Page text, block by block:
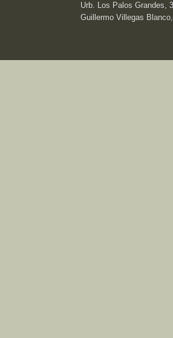
Urb. Los Palos Grandes,
Guillermo Villegas